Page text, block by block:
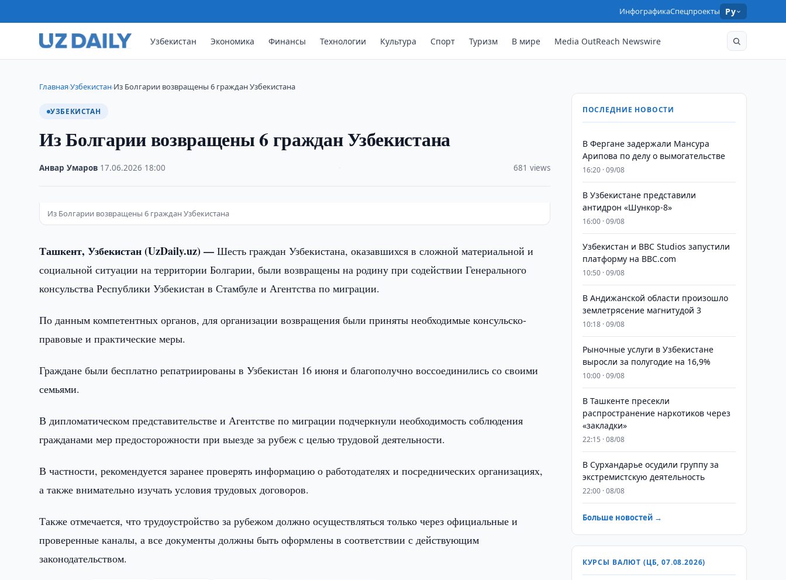
ИнфографикаСпецпроекты Ру
Узбекистан Экономика Финансы Технологии Культура Спорт Туризм В мире Media OutReach Newswire
Главная›Узбекистан›Из Болгарии возвращены 6 граждан Узбекистана
УЗБЕКИСТАН
Из Болгарии возвращены 6 граждан Узбекистана
Анвар Умаров 17.06.2026 18:00 681 views
Из Болгарии возвращены 6 граждан Узбекистана
Ташкент, Узбекистан (UzDaily.uz) —Шесть граждан Узбекистана, оказавшихся в сложной материальной и
социальной ситуации на территории Болгарии, были возвращены на родину при содействии Генерального
консульства Республики Узбекистан в Стамбуле и Агентства по миграции.
По данным компетентных органов, для организации возвращения были приняты необходимые консульско-
правовые и практические меры.
Граждане были бесплатно репатриированы в Узбекистан 16 июня и благополучно воссоединились со своими
семьями.
В дипломатическом представительстве и Агентстве по миграции подчеркнули необходимость соблюдения
гражданами мер предосторожности при выезде за рубеж с целью трудовой деятельности.
В частности, рекомендуется заранее проверять информацию о работодателях и посреднических организациях,
а также внимательно изучать условия трудовых договоров.
Также отмечается, что трудоустройство за рубежом должно осуществляться только через официальные и
проверенные каналы, а все документы должны быть оформлены в соответствии с действующим
законодательством.
ПОСЛЕДНИЕ НОВОСТИ
В Фергане задержали Мансура
Арипова по делу о вымогательстве
16:20 · 09/08
В Узбекистане представили
антидрон «Шункор-8»
16:00 · 09/08
Узбекистан и BBC Studios запустили
платформу на BBC.com
10:50 · 09/08
В Андижанской области произошло
землетрясение магнитудой 3
10:18 · 09/08
Рыночные услуги в Узбекистане
выросли за полугодие на 16,9%
10:00 · 09/08
В Ташкенте пресекли
распространение наркотиков через
«закладки»
22:15 · 08/08
В Сурхандарье осудили группу за
экстремистскую деятельность
22:00 · 08/08
Больше новостей →
КУРСЫ ВАЛЮТ (ЦБ, 07.08.2026)